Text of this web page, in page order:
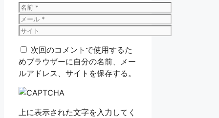
名
前
メ
ー
サ
ト 次回のコメントで使用するた
めブラウザーに自分の名前、メー
ルアドレス、サイトを保存する。
上に表示された文字を入力してく